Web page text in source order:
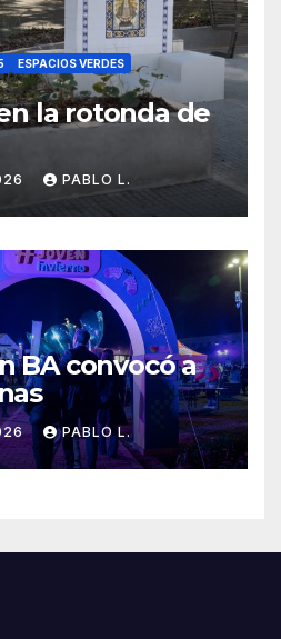
ESPACIOS VERDES
la rotonda de
PABLO L.
BA convocó a
PABLO L.